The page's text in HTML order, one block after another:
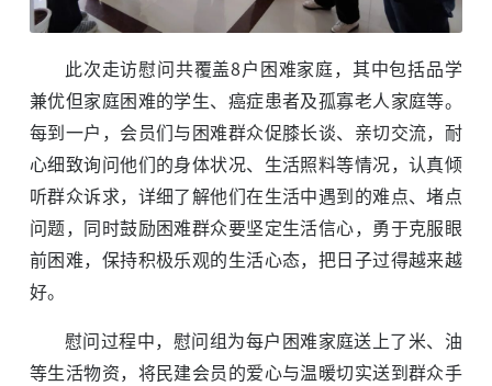
此次走访慰问共覆盖8户困难家庭，其中包括品学
兼优但家庭困难的学生、癌症患者及孤寡老人家庭等。
每到一户，会员们与困难群众促膝长谈、亲切交流，耐
心细致询问他们的身体状况、生活照料等情况，认真倾
听群众诉求，详细了解他们在生活中遇到的难点、堵点
问题，同时鼓励困难群众要坚定生活信心，勇于克服眼
前困难，保持积极乐观的生活心态，把日子过得越来越
好。
慰问过程中，慰问组为每户困难家庭送上了米、油
等生活物资，将民建会员的爱心与温暖切实送到群众手